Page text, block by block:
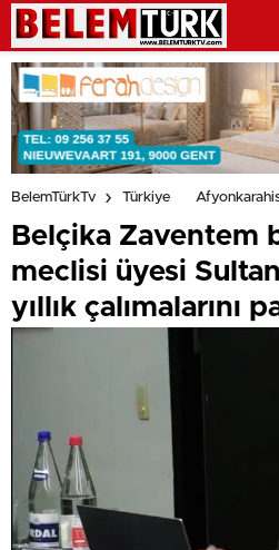
BelemTürkTv Türkiye
Belçika Zaventem
meclisi üyesi
yıllık çalımalarını
olabileceği düşünülüyor.